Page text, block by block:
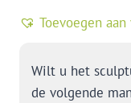
Toevoegen
Wilt u het
de volgende